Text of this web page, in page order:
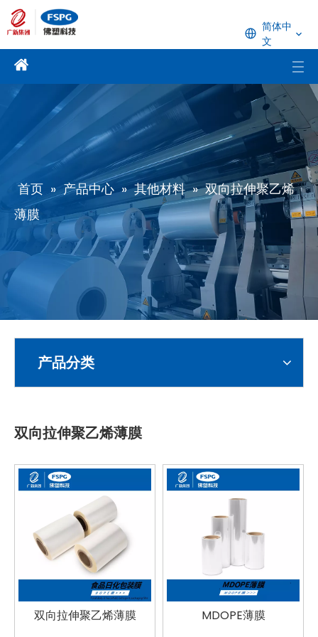
简体中
文
首页 » 产品中心 » 其他材料 » 双向拉伸聚乙烯
薄膜
产品分类
双向拉伸聚乙烯薄膜
双向拉伸聚乙烯薄膜 MDOPE薄膜